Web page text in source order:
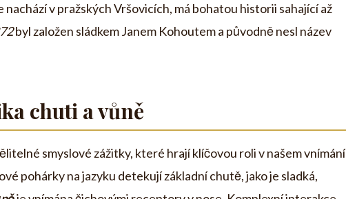
nachází v pražských Vršovicích, má bohatou historii sahající až
byl založen sládkem Janem Kohoutem a původně nesl název
chuti a vůně
smyslové zážitky, které hrají klíčovou roli v našem vnímání
pohárky na jazyku detekují základní chutě, jako je sladká,